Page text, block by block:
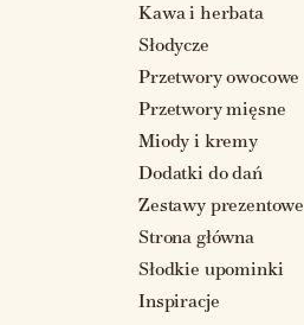
Kawa i herbata
Słodycze
Przetwory owocowe
Przetwory mięsne
Miody i kremy
Dodatki do dań
Zestawy prezentowe
Strona główna
Słodkie upominki
Inspiracje